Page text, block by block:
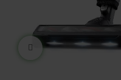
Ampliar imágen